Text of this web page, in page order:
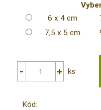
6 x 4 cm
7,5 x 5 cm
ks
Kód: